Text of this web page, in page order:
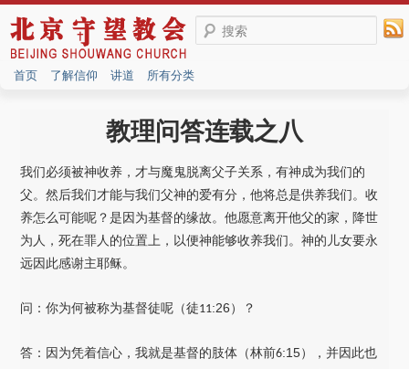
搜索
首页 了解信仰 讲道 所有分类
教理问答连载之八
我们必须被神收养，才与魔鬼脱离父子关系，有神成为我们的
父。然后我们才能与我们父神的爱有分，他将总是供养我们。收
养怎么可能呢？是因为基督的缘故。他愿意离开他父的家，降世
为人，死在罪人的位置上，以便神能够收养我们。神的儿女要永
远因此感谢主耶稣。
问：你为何被称为基督徒呢（徒11:26） ？
答：因为凭着信心，我就是基督的肢体（林前6:15）
，并因此也